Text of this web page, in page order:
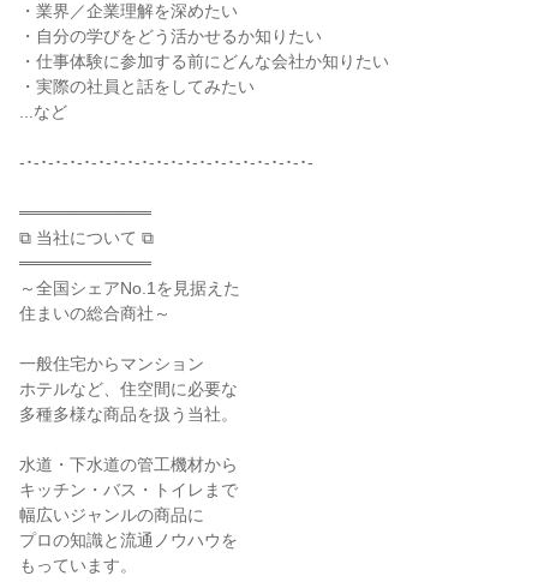
・業界／企業理解を深めたい
・自分の学びをどう活かせるか知りたい
・仕事体験に参加する前にどんな会社か知りたい
・実際の社員と話をしてみたい
...など
-･-･-･-･-･-･-･-･-･-･-･-･-･-･-･-･-･-･-･-･-
═══════════
⧉ 当社について ⧉
═══════════
～全国シェアNo.1を見据えた
住まいの総合商社～
一般住宅からマンション
ホテルなど、住空間に必要な
多種多様な商品を扱う当社。
水道・下水道の管工機材から
キッチン・バス・トイレまで
幅広いジャンルの商品に
プロの知識と流通ノウハウを
もっています。